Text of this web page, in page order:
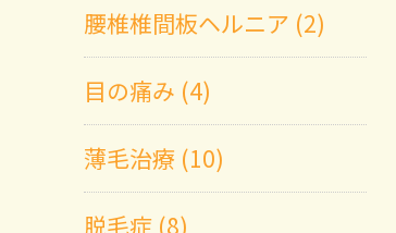
腰椎椎間板ヘルニア (2)
目の痛み (4)
薄毛治療 (10)
脱毛症 (8)